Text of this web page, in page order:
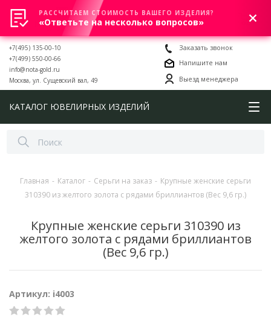
0
+7(495) 135-00-10
+7(499) 550-00-66
info@nota-gold.ru
Москва, ул. Сущевский вал, 49
Заказать звонок
Напишите нам
Выезд менеджера
КАТАЛОГ ЮВЕЛИРНЫХ ИЗДЕЛИЙ
Главная - Каталог - Серьги на заказ - Крупные женские серьги
310390 из желтого золота с рядами бриллиантов (Вес 9,6 гр.)
Крупные женские серьги 310390 из
желтого золота с рядами бриллиантов
(Вес 9,6 гр.)
Артикул: i4003
РАССЧИТАЕМ СТОИМОСТЬ ВАШЕГО ИЗДЕЛИЯ?
«Ответьте на несколько вопросов»